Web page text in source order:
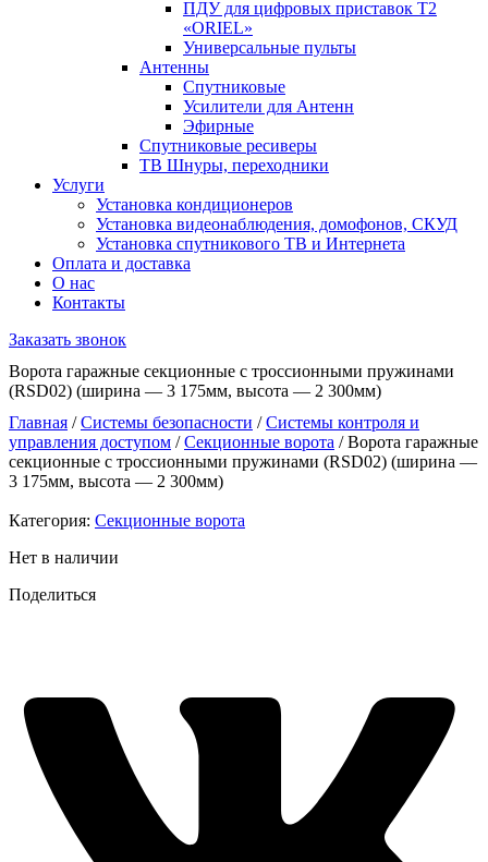
ПДУ для цифровых приставок Т2
«ORIEL»
Универсальные пульты
Антенны
Спутниковые
Усилители для Антенн
Эфирные
Спутниковые ресиверы
ТВ Шнуры, переходники
Услуги
Установка кондиционеров
Установка видеонаблюдения, домофонов, СКУД
Установка спутникового ТВ и Интернета
Оплата и доставка
О нас
Контакты
Заказать звонок
Ворота гаражные секционные с троссионными пружинами
(RSD02) (ширина — 3 175мм, высота — 2 300мм)
Главная /Системы безопасности /Системы контроля и
управления доступом /Секционные ворота / Ворота гаражные
секционные с троссионными пружинами (RSD02) (ширина —
3 175мм, высота — 2 300мм)
Категория: Секционные ворота
Нет в наличии
Поделиться